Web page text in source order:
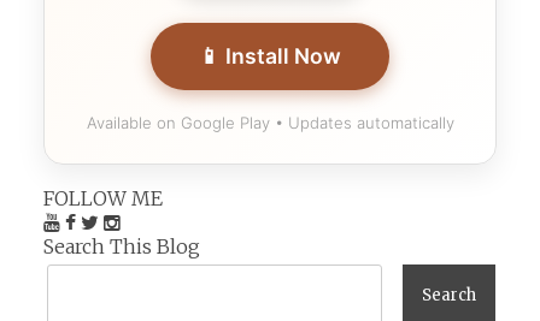
📱 Install Now
Available on Google Play • Updates automatically
FOLLOW ME
Search This Blog